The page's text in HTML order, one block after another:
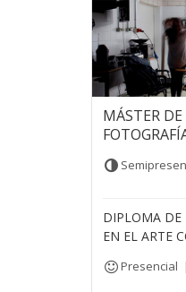
MÁSTER
DIPLOMA DE
EN EL ARTE
Presencial |